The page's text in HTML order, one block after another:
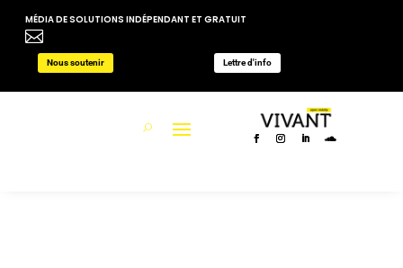
MÉDIA DE SOLUTIONS INDÉPENDANT ET GRATUIT

Nous soutenir Lettre d'info